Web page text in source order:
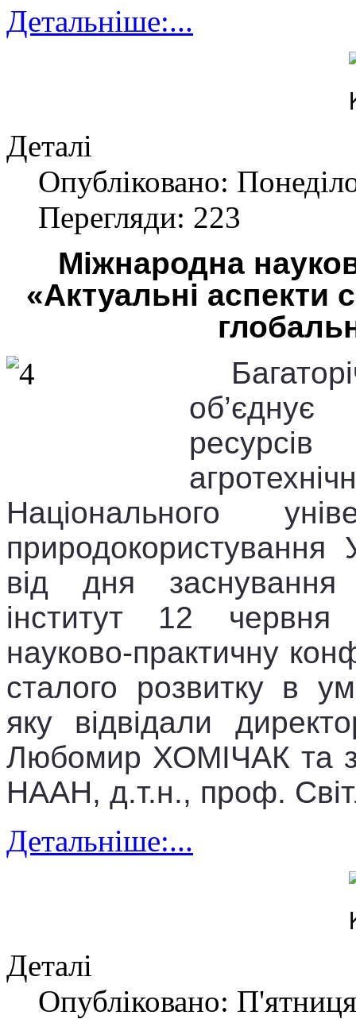
Детальніше:...
Деталі
Опубліковано:
Перегляди: 223
Міжнародна
«Актуальні аспекти
Національного
природокористування
від дня заснування
інститут 12
науково-практичну
сталого розвитку в
яку відвідали
Любомир ХОМІЧАК та
НААН, д.т.н., проф.
Детальніше:...
Деталі
Опубліковано: